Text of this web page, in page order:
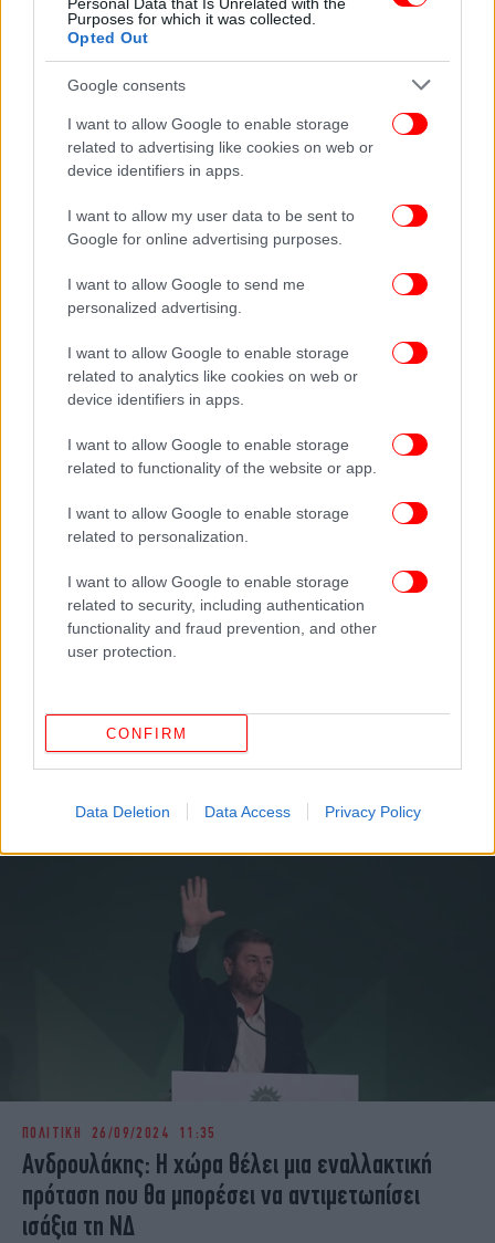
Purposes for which it was collected.
Opted Out
Google consents
I want to allow Google to enable storage
related to advertising like cookies on web or
device identifiers in apps.
I want to allow my user data to be sent to
Google for online advertising purposes.
I want to allow Google to send me
personalized advertising.
I want to allow Google to enable storage
related to analytics like cookies on web or
device identifiers in apps.
I want to allow Google to enable storage
related to functionality of the website or app.
I want to allow Google to enable storage
related to personalization.
I want to allow Google to enable storage
related to security, including authentication
functionality and fraud prevention, and other
user protection.
CONFIRM
Data Deletion Data Access Privacy Policy
Χάρης Δούκας: Οι προοδευτικές δυνάμεις πρέπει
λύσεις
Διαμαντοπούλου: Θέλουμε να πάει πάρα πολύς
κόσμος στις κάλπες -Το ΠΑΣΟΚ θα μιλήσει στο
ΠΟΛΙΤΙΚΗ 26/09/2024 11:35
Ανδρουλάκης: Η χώρα θέλει μια εναλλακτική
πρόταση που θα μπορέσει να αντιμετωπίσει
ισάξια τη ΝΔ